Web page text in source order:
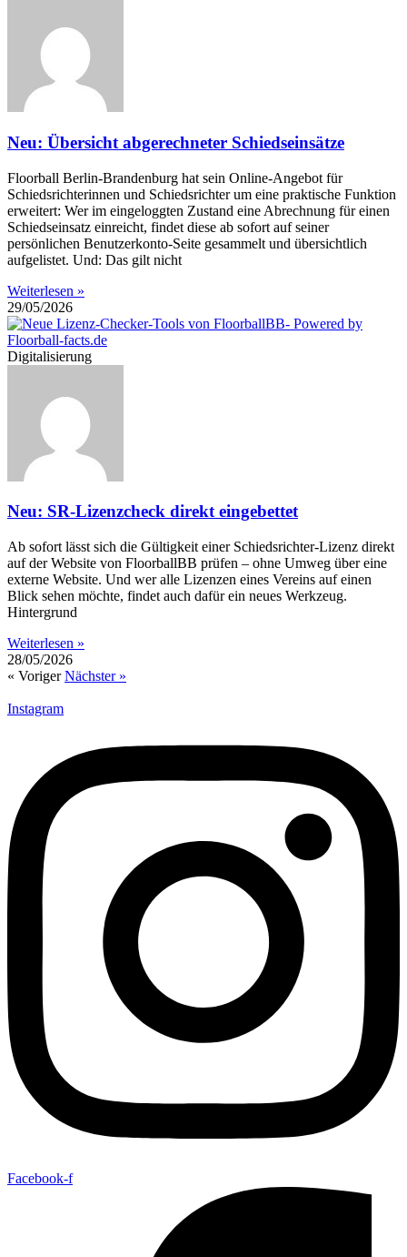
Neu: Übersicht abgerechneter Schiedseinsätze
Floorball Berlin-Brandenburg hat sein Online-Angebot für
Schiedsrichterinnen und Schiedsrichter um eine praktische Funktion
erweitert: Wer im eingeloggten Zustand eine Abrechnung für einen
Schiedseinsatz einreicht, findet diese ab sofort auf seiner
persönlichen Benutzerkonto-Seite gesammelt und übersichtlich
aufgelistet. Und: Das gilt nicht
Weiterlesen »
29/05/2026
Digitalisierung
Neu: SR-Lizenzcheck direkt eingebettet
Ab sofort lässt sich die Gültigkeit einer Schiedsrichter-Lizenz direkt
auf der Website von FloorballBB prüfen – ohne Umweg über eine
externe Website. Und wer alle Lizenzen eines Vereins auf einen
Blick sehen möchte, findet auch dafür ein neues Werkzeug.
Hintergrund
Weiterlesen »
28/05/2026
« Voriger Nächster »
Instagram
Facebook-f